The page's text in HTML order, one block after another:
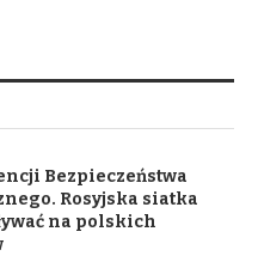
Bezpieczeństwa
Rosyjska siatka
na polskich